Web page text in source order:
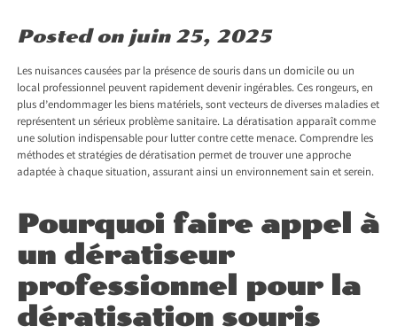
Posted on juin 25, 2025
Les nuisances causées par la présence de souris dans un domicile ou un
local professionnel peuvent rapidement devenir ingérables. Ces rongeurs, en
plus d’endommager les biens matériels, sont vecteurs de diverses maladies et
représentent un sérieux problème sanitaire. La dératisation apparaît comme
une solution indispensable pour lutter contre cette menace. Comprendre les
méthodes et stratégies de dératisation permet de trouver une approche
adaptée à chaque situation, assurant ainsi un environnement sain et serein.
Pourquoi faire appel à
un dératiseur
professionnel pour la
dératisation souris